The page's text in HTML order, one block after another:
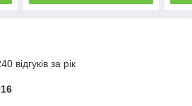
відгуків за рік